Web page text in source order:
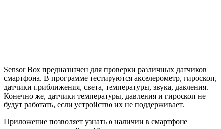
Sensor Box предназначен для проверки различных датчиков
смартфона. В программе тестируются акселерометр, гироскоп,
датчики приближения, света, температуры, звука, давления.
Конечно же, датчики температуры, давления и гироскоп не
будут работать, если устройство их не поддерживает.
Приложение позволяет узнать о наличии в смартфоне